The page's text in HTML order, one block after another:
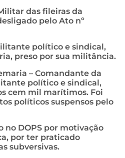
das fileiras da
pelo Ato nº
político e sindical,
preso por sua militância.
– Comandante da
político e sindical,
cem mil marítimos. Foi
políticos suspensos pelo
no DOPS por motivação
por ter praticado
subversivas.